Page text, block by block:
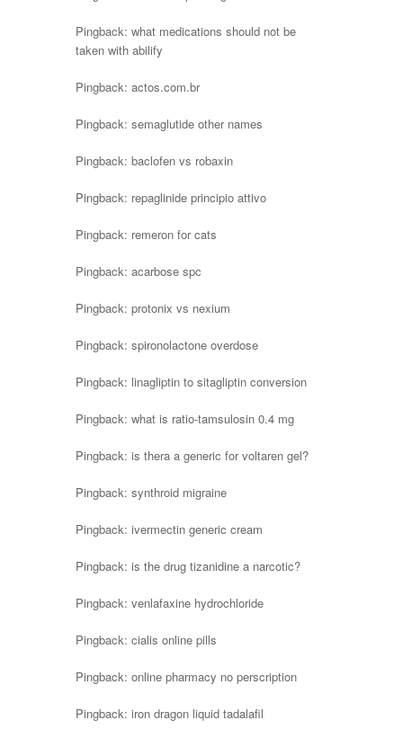
Pingback: what medications should not be
taken with abilify
Pingback: actos.com.br
Pingback: semaglutide other names
Pingback: baclofen vs robaxin
Pingback: repaglinide principio attivo
Pingback: remeron for cats
Pingback: acarbose spc
Pingback: protonix vs nexium
Pingback: spironolactone overdose
Pingback: linagliptin to sitagliptin conversion
Pingback: what is ratio-tamsulosin 0.4 mg
Pingback: is thera a generic for voltaren gel?
Pingback: synthroid migraine
Pingback: ivermectin generic cream
Pingback: is the drug tizanidine a narcotic?
Pingback: venlafaxine hydrochloride
Pingback: cialis online pills
Pingback: online pharmacy no perscription
Pingback: iron dragon liquid tadalafil